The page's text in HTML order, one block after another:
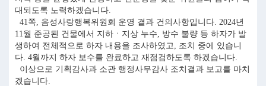
대되도록 노력하겠습니다.
41쪽, 음성사랑행복위원회 운영 결과 건의사항입니다. 2024년
11월 준공된 건물에서 지하ㆍ지상 누수, 방수 불량 등 하자가 발
생하여 전체적으로 하자 내용을 조사하였고, 조치 중에 있습니
다. 4월까지 하자 보수를 완료하고 재점검하도록 하겠습니다.
이상으로 기획감사과 소관 행정사무감사 조치결과 보고를 마치
겠습니다.